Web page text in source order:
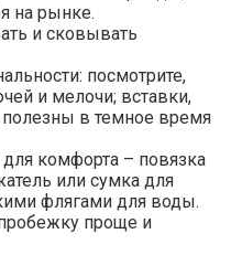
на рынке.
и сковывать
посмотрите,
и мелочи; вставки,
в темное время
комфорта – повязка
или сумка для
флягами для воды.
проще и